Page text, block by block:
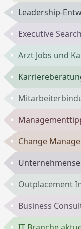
Leadership-
Executive
Arzt Jobs und
Change
Outplacement
Business